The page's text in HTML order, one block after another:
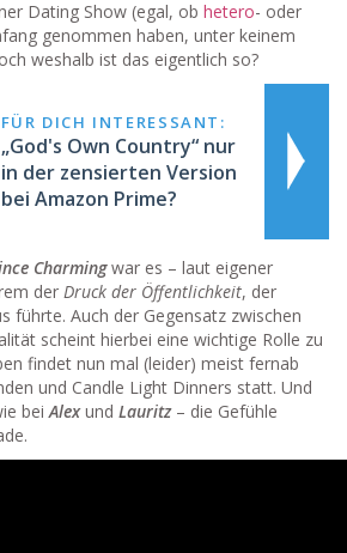
Dating Show (egal, ob hetero- oder
genommen haben, unter keinem
weshalb ist das eigentlich so?
FÜR DICH INTERESSANT:
„God's Own Country“ nur
in der zensierten Version
bei Amazon Prime?
Charming war es – laut eigener
der Druck der Öffentlichkeit, der
führte. Auch der Gegensatz zwischen
scheint hierbei eine wichtige Rolle zu
findet nun mal (leider) meist fernab
und Candle Light Dinners statt. Und
beiAlex und Lauritz – die Gefühle